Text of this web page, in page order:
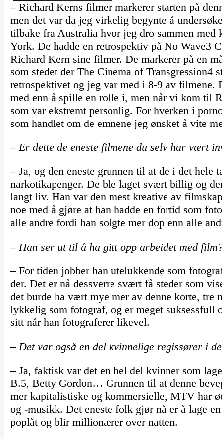
– Richard Kerns filmer markerer starten på
men det var da jeg virkelig begynte å
tilbake fra Australia hvor jeg dro sammen
York. De hadde en retrospektiv på No Wave3
Richard Kern sine filmer. De markerer på en
som stedet der The Cinema of Transgression4
retrospektivet og jeg var med i 8-9 av filmene.
med enn å spille en rolle i, men når vi kom til
som var ekstremt personlig. For hverken i
som handlet om de emnene jeg ønsket å vite
– Er dette de eneste filmene du selv har vært
– Ja, og den eneste grunnen til at de i det hele
narkotikapenger. De ble laget svært billig og
langt liv. Han var den mest kreative av
noe med å gjøre at han hadde en fortid som
alle andre fordi han solgte mer dop enn alle
– Han ser ut til å ha gitt opp arbeidet med
– For tiden jobber han utelukkende som
der. Det er nå dessverre svært få steder som
det burde ha vært mye mer av denne korte,
lykkelig som fotograf, og er meget suksessfull
sitt når han fotograferer likevel.
– Det var også en del kvinnelige regissører i
– Ja, faktisk var det en hel del kvinner som
B.5, Betty Gordon… Grunnen til at denne
mer kapitalistiske og kommersielle, MTV har
og -musikk. Det eneste folk gjør nå er å lage
poplåt og blir millionærer over natten.